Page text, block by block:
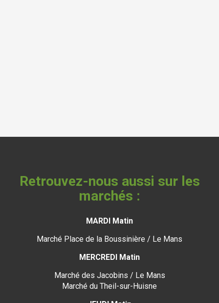
Retrouvez-nous aussi sur les
marchés :
MARDI Matin
Marché Place de la Boussinière / Le Mans
MERCREDI Matin
Marché des Jacobins / Le Mans
Marché du Theil-sur-Huisne